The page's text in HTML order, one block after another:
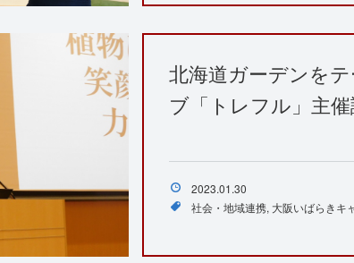
北海道ガーデンを
ブ「トレフル」主
2023.01.30
社会・地域連携 大阪いばらきキ